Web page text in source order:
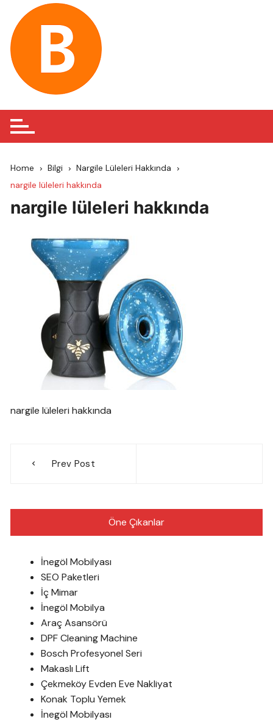
content
Home Bilgi
Nargile Lüleleri Hakkında
nargile lüleleri hakkında
nargile lüleleri hakkında
nargile lüleleri hakkında
gezinmesi
Prev Post
Öne Çıkanlar
İnegöl Mobilyası
SEO Paketleri
İç Mimar
İnegöl Mobilya
Araç Asansörü
DPF Cleaning Machine
Bosch Profesyonel Seri
Makaslı Lift
Çekmeköy Evden Eve Nakliyat
Konak Toplu Yemek
İnegöl Mobilyası